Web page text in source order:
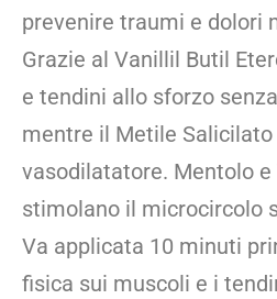
prevenire traumi e dolori
Grazie al Vanillil Butil
e tendini allo sforzo
mentre il Metile Salicilato
vasodilatatore. Mentolo
stimolano il microcircolo
Va applicata 10 minuti
fisica sui muscoli e i